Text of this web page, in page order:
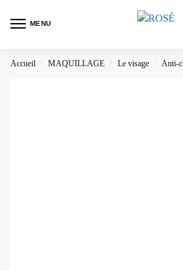
MENU
Accueil / MAQUILLAGE / Le visage / Anti-